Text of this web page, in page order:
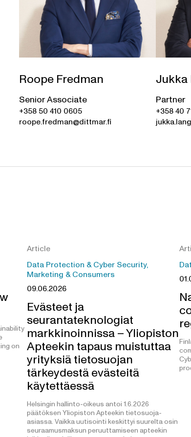
Roope Fredman
Senior Associate
+358 50 410 0605
roope.fredman@dittmar.fi
Jukka
Partner
+358 40
on
Article
Data Protection & Cyber Security,
Marketing & Consumers
09.06.2026
Evästeet ja
seurantateknologiat
markkinoinnissa – Yliopiston
Apteekin tapaus muistuttaa
yrityksiä tietosuojan
tärkeydestä evästeitä
käytettäessä
Helsingin hallinto-oikeus antoi 1.6.2026
päätöksen Yliopiston Apteekin tietosuoja-
asiassa. Vaikka uutisointi keskittyi suurelta osin
seuraamusmaksun peruuttamiseen apteekin